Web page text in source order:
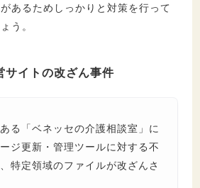
あるためしっかりと対策を行って
う。
サイトの改ざん事件
る「ベネッセの介護相談室」に
ジ更新・管理ツールに対する不
特定領域のファイルが改ざんさ